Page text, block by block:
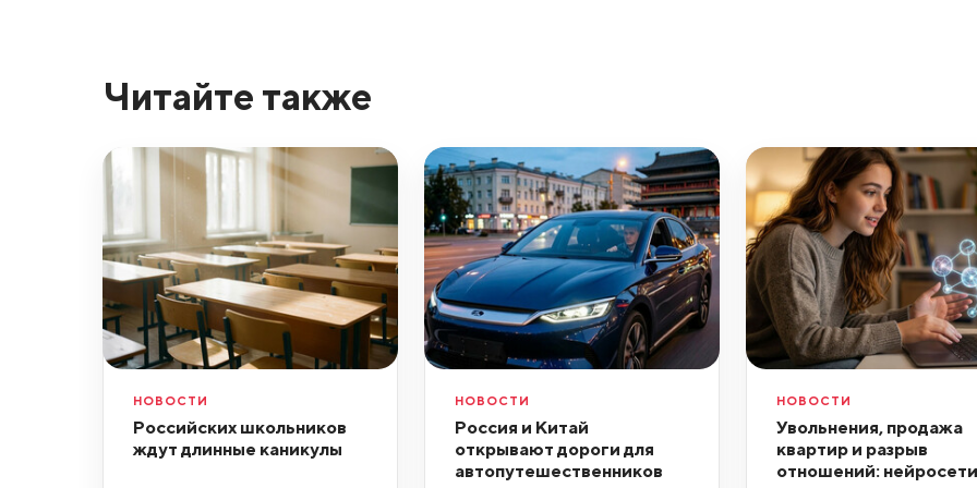
Читайте также
НОВОСТИ
Российских школьников
ждут длинные каникулы
НОВОСТИ
Россия и Китай
открывают дороги для
автопутешественников
НОВОСТИ
Увольнения, продажа
квартир и разрыв
отношений: нейросети